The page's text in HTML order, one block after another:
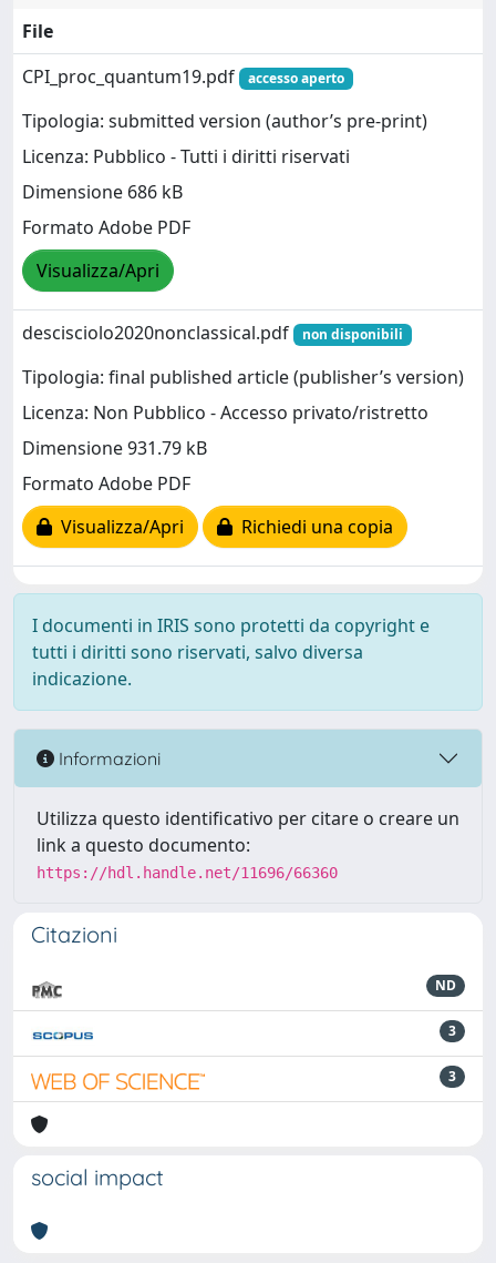
File
CPI_proc_quantum19.pdf
accesso aperto
Tipologia: submitted version (author’s pre-print)
Licenza: Pubblico - Tutti i diritti riservati
Dimensione 686 kB
Formato Adobe PDF
Visualizza/Apri
descisciolo2020nonclassical.pdf non disponibili
Tipologia: final published article (publisher’s version)
Licenza: Non Pubblico - Accesso privato/ristretto
Dimensione 931.79 kB
Formato Adobe PDF
Visualizza/Apri
Richiedi una copia
I documenti in IRIS sono protetti da copyright e
tutti i diritti sono riservati, salvo diversa
indicazione.
Informazioni
Utilizza questo identificativo per citare o creare un
link a questo documento:
https://hdl.handle.net/11696/66360
Citazioni
ND
3
3
social impact